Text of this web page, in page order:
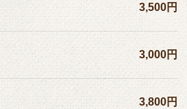
3,500円
3,000円
3,800円